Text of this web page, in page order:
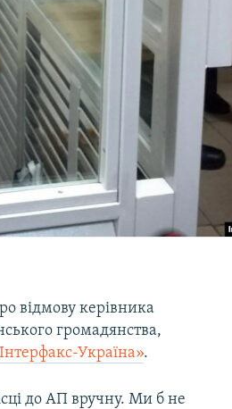
відмову керівника
громадянства,
Україна».
до АП вручну. Ми б не